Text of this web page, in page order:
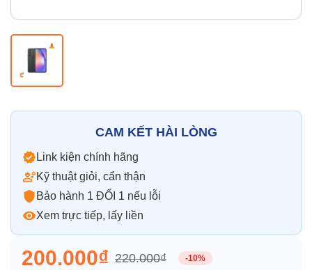
CAM KẾT HÀI LÒNG
Link kiện chính hãng
Kỹ thuật giỏi, cẩn thận
Bảo hành 1 ĐỔI 1 nếu lỗi
Xem trực tiếp, lấy liền
200.000₫ 220.000₫ -10%